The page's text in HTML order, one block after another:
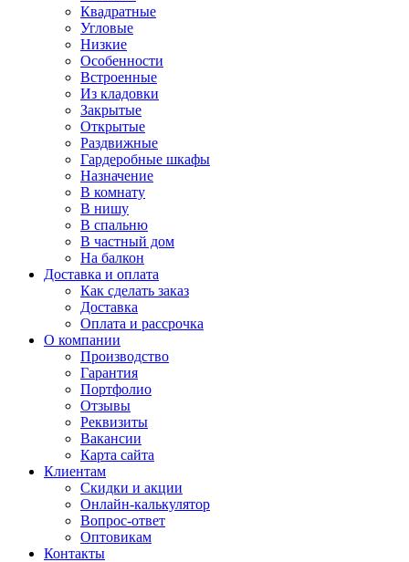
Квадратные
Угловые
Низкие
Особенности
Встроенные
Из кладовки
Закрытые
Открытые
Раздвижные
Гардеробные шкафы
Назначение
В комнату
В нишу
В спальню
В частный дом
На балкон
Доставка и оплата
Как сделать заказ
Доставка
Оплата и рассрочка
О компании
Производство
Гарантия
Портфолио
Отзывы
Реквизиты
Вакансии
Карта сайта
Клиентам
Скидки и акции
Онлайн-калькулятор
Вопрос-ответ
Оптовикам
Контакты